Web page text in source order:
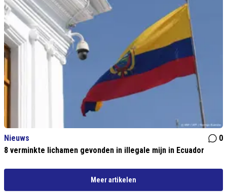
Nieuws
0
8 verminkte lichamen gevonden in illegale mijn in Ecuador
Meer artikelen